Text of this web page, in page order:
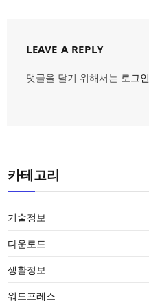
LEAVE A REPLY
댓글을 달기 위해서는 로그인
카테고리
기술정보
다운로드
생활정보
워드프레스